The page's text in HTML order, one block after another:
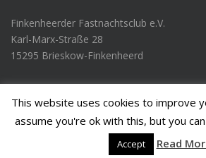
Finkenheerder Fastnachtsclub e.V.
Karl-Marx-Straße 28
15295 Brieskow-Finkenheerd
© Finkenheerder Fastnachtsclub e.V. 2016
byWordPress
This website uses cookies to improve
assume you're ok with this, but you
Accept Read